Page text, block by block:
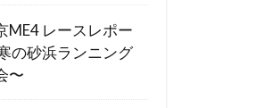
ME4 レースレポー
の砂浜ランニング
〜